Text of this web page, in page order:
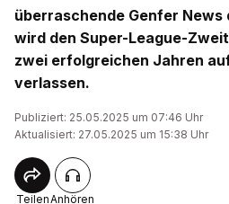
überraschende Genfer News
wird den Super-League-
zwei erfolgreichen Jahren
verlassen.
Publiziert: 25.05.2025 um 07:46 Uhr
Aktualisiert: 27.05.2025 um 15:38 Uhr
TeilenAnhören